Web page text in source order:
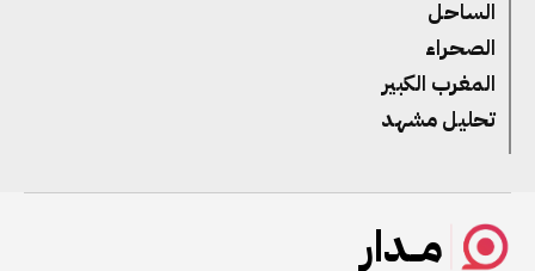
الساحل
الصحراء
المغرب الكبير
تحليل مشهد
مــدار